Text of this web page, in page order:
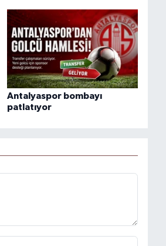
Antalyaspor bombayı
patlatıyor